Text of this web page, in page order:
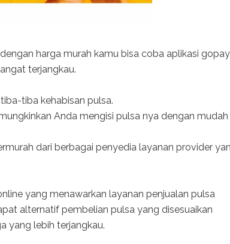
harga murah kamu bisa coba aplikasi gopay
terjangkau.
tiba kehabisan pulsa.
Anda mengisi pulsa nya dengan mudah
dari berbagai penyedia layanan provider
yang menawarkan layanan penjualan pulsa
alternatif pembelian pulsa yang disesuaikan
yang lebih terjangkau.